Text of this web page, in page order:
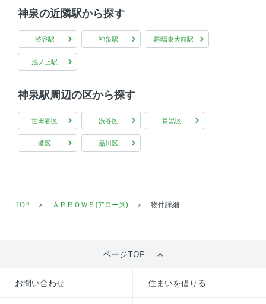
神泉の近隣駅から探す
渋谷駅 神泉駅 駒場東大前駅
池ノ上駅
神泉駅周辺の区から探す
世田谷区 渋谷区 目黒区
港区 品川区
TOP ＡＲＲＯＷＳ(アローズ) 物件詳細
ページTOP
お問い合わせ 住まいを借りる